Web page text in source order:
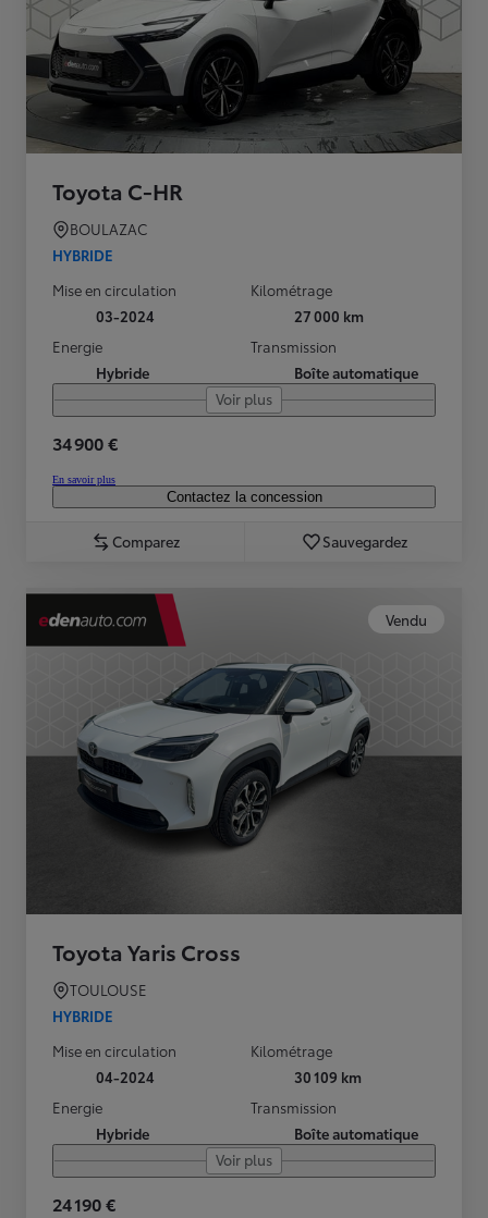
Toyota C-HR
BOULAZAC
HYBRIDE
Mise en circulation
03-2024
Kilométrage
27 000 km
Energie
Hybride
Transmission
Boîte automatique
Voir plus
34 900 €
En savoir plus
Contactez la concession
Comparez Sauvegardez
Vendu
Toyota Yaris Cross
TOULOUSE
HYBRIDE
Mise en circulation
04-2024
Kilométrage
30 109 km
Energie
Hybride
Transmission
Boîte automatique
Voir plus
24 190 €